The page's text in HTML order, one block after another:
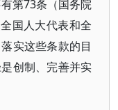
第73条（国务院
国人大代表和全
实这些条款的目
创制、完善并实